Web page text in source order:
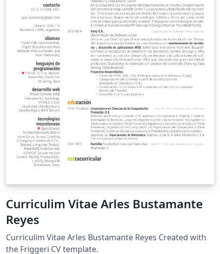
Curriculim Vitae Arles Bustamante
Reyes
Curriculim Vitae Arles Bustamante Reyes Created with
the Friggeri CV template.